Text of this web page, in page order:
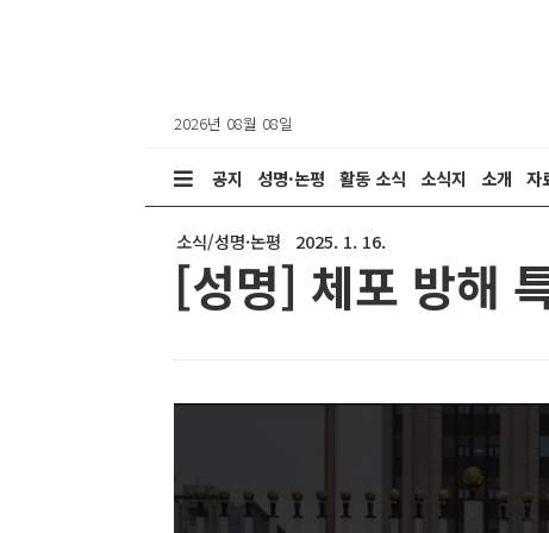
2026년 08월 08일
공지 성명·논평 활동 소식 소식지 소개 자
소식/성명·논평 2025. 1. 16.
[성명] 체포 방해